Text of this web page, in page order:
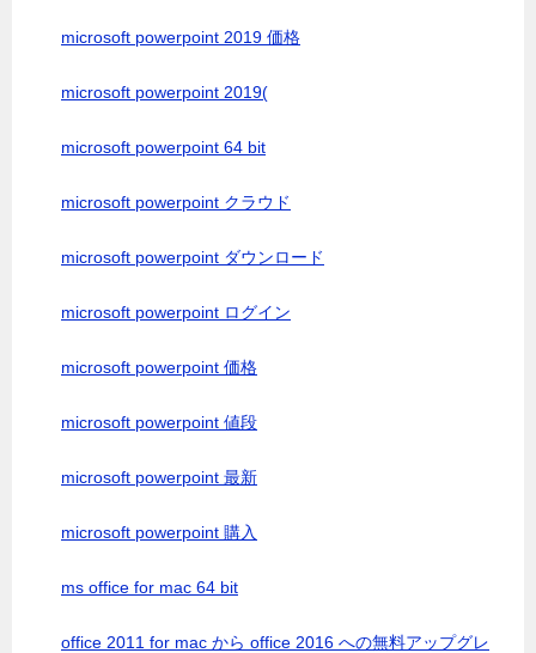
microsoft powerpoint 2019 価格
microsoft powerpoint 2019(
microsoft powerpoint 64 bit
microsoft powerpoint クラウド
microsoft powerpoint ダウンロード
microsoft powerpoint ログイン
microsoft powerpoint 価格
microsoft powerpoint 値段
microsoft powerpoint 最新
microsoft powerpoint 購入
ms office for mac 64 bit
office 2011 for mac から office 2016 への無料アップグレ